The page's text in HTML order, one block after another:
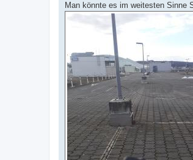
Man könnte es im weitesten Sinne